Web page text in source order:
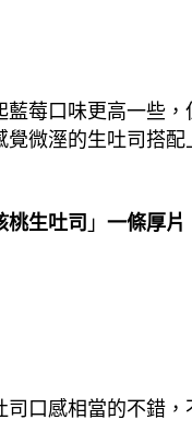
莓口味更高一些
微溼的生吐司搭
桃生吐司 」 一條厚片
口感相當的不錯